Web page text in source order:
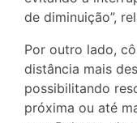
de diminuição”,
Por outro lado,
distância mais
possibilitando
próxima ou até